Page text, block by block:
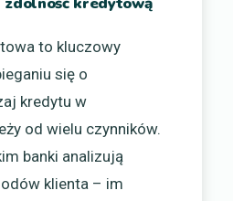
to kluczowy
się o
kredytu w
od wielu czynników.
banki analizują
klienta – im